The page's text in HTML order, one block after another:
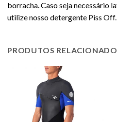
borracha. Caso seja necessário
utilize nosso detergente Piss Off.
PRODUTOS